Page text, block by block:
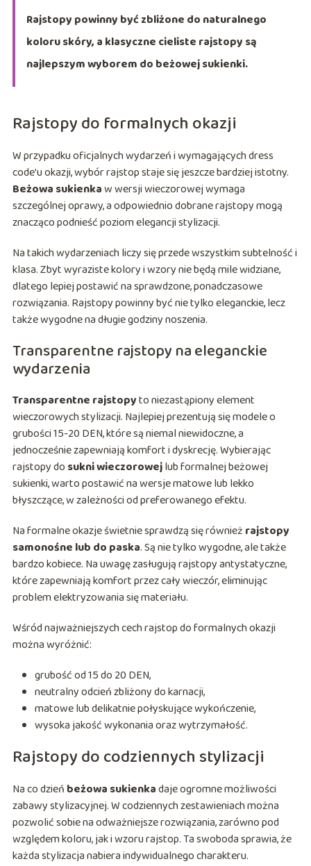
Rajstopy powinny być zbliżone do naturalnego
koloru skóry, a klasyczne cieliste rajstopy są
najlepszym wyborem do beżowej sukienki.
Rajstopy do formalnych okazji
W przypadku oficjalnych wydarzeń i wymagających dress
code’u okazji, wybór rajstop staje się jeszcze bardziej istotny.
Beżowa sukienkaw wersji wieczorowej wymaga
szczególnej oprawy, a odpowiednio dobrane rajstopy mogą
znacząco podnieść poziom elegancji stylizacji.
Na takich wydarzeniach liczy się przede wszystkim subtelność i
klasa. Zbyt wyraziste kolory i wzory nie będą mile widziane,
dlatego lepiej postawić na sprawdzone, ponadczasowe
rozwiązania. Rajstopy powinny być nie tylko eleganckie, lecz
także wygodne na długie godziny noszenia.
Transparentne rajstopy na eleganckie
wydarzenia
Transparentne rajstopyto niezastąpiony element
wieczorowych stylizacji. Najlepiej prezentują się modele o
grubości 15-20 DEN, które są niemal niewidoczne, a
jednocześnie zapewniają komfort i dyskrecję. Wybierając
rajstopy do sukni wieczorowejlub formalnej beżowej
sukienki, warto postawić na wersje matowe lub lekko
błyszczące, w zależności od preferowanego efektu.
Na formalne okazje świetnie sprawdzą się również rajstopy
samonośne lub do paska. Są nie tylko wygodne, ale także
bardzo kobiece. Na uwagę zasługują rajstopy antystatyczne,
które zapewniają komfort przez cały wieczór, eliminując
problem elektryzowania się materiału.
Wśród najważniejszych cech rajstop do formalnych okazji
można wyróżnić:
grubość od 15 do 20 DEN,
neutralny odcień zbliżony do karnacji,
matowe lub delikatnie połyskujące wykończenie,
wysoka jakość wykonania oraz wytrzymałość.
Rajstopy do codziennych stylizacji
Na co dzień beżowa sukienkadaje ogromne możliwości
zabawy stylizacyjnej. W codziennych zestawieniach można
pozwolić sobie na odważniejsze rozwiązania, zarówno pod
względem koloru, jak i wzoru rajstop. Ta swoboda sprawia, że
każda stylizacja nabiera indywidualnego charakteru.